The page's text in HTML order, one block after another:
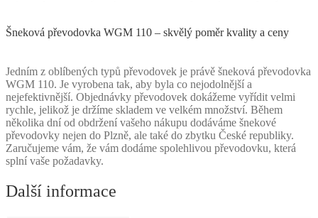
Šneková převodovka WGM 110 – skvělý poměr kvality a ceny
Jedním z oblíbených typů převodovek je právě šneková převodovka
WGM 110. Je vyrobena tak, aby byla co nejodolnější a
nejefektivnější. Objednávky převodovek dokážeme vyřídit velmi
rychle, jelikož je držíme skladem ve velkém množství. Během
několika dní od obdržení vašeho nákupu dodáváme šnekové
převodovky nejen do Plzně, ale také do zbytku České republiky.
Zaručujeme vám, že vám dodáme spolehlivou převodovku, která
splní vaše požadavky.
Další informace